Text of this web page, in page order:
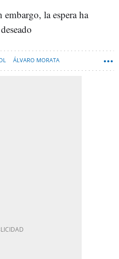
la espera ha
ÁLVARO MORATA